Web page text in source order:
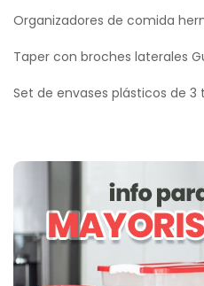
Organizadores de comida
Taper con broches laterales
Set de envases plásticos de 3